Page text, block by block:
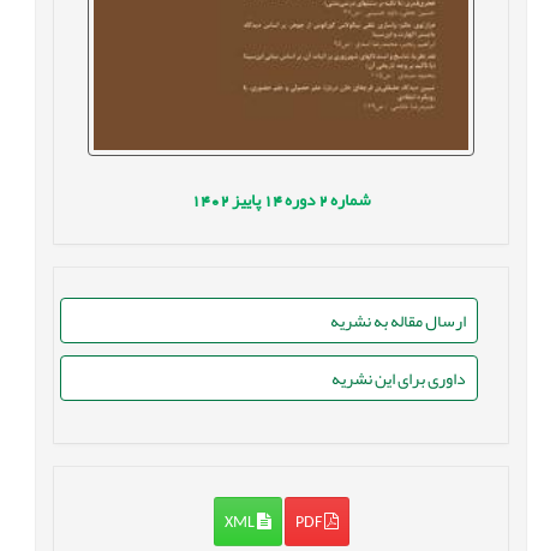
شماره2 دوره14 پاییز1402
ارسال مقاله به نشریه
داوری برای این نشریه
PDF
XML